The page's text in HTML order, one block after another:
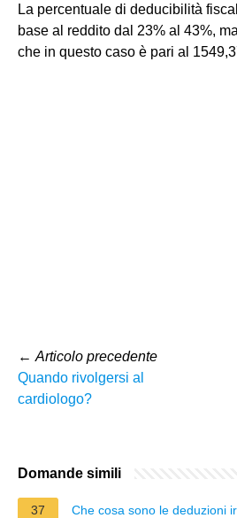
La percentuale di deducibilità
base al reddito dal 23% al 43%,
che in questo caso è pari al
← Articolo precedente
Quando rivolgersi al
cardiologo?
Domande simili
37 Che cosa sono le deduzioni